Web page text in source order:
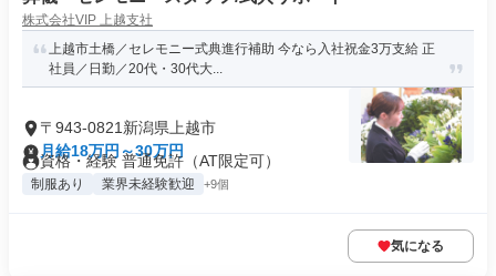
株式会社VIP 上越支社
上越市土橋／セレモニー式典進行補助 今なら入社祝金3万支給 正
社員／日勤／20代・30代大...
〒943-0821新潟県上越市
月給18万円～30万円
資格・経験 普通免許（AT限定可）
制服あり 業界未経験歓迎 +9個
気になる